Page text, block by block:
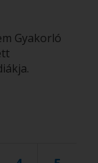
Gyakorló